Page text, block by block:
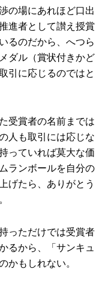
の場にあれほど口出
進者として讃え授賞
るのだから、へつら
ダル（賞状付きかど
引に応じるのではと
受賞者の名前までは
人も取引には応じな
っていれば莫大な価
ランボールを自分の
げたら、ありがとう
っただけでは受賞者
るから、「サンキュ
かもしれない。